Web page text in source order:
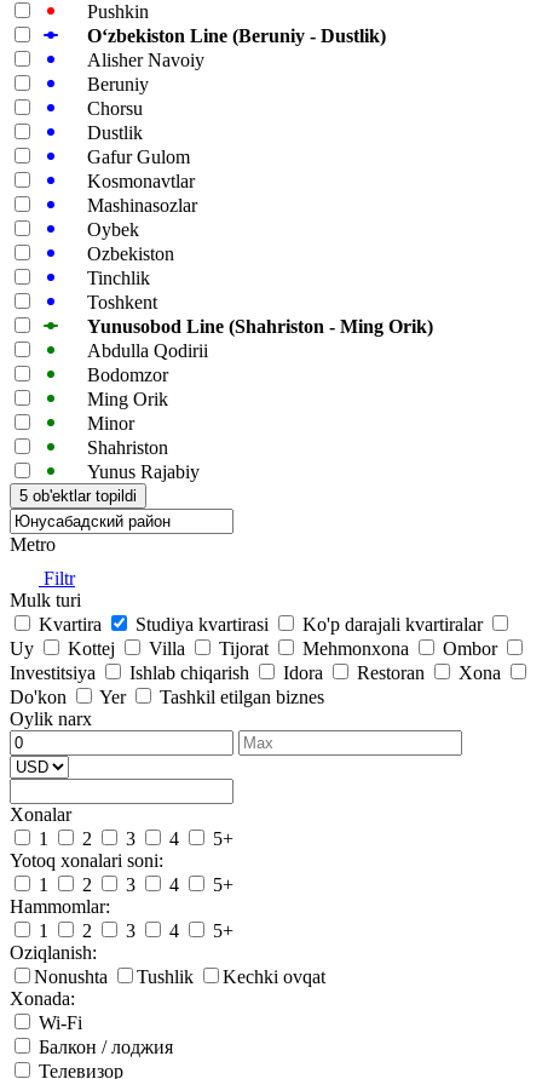
Pushkin
Oʻzbekiston Line (Beruniy - Dustlik)
Alisher Navoiy
Beruniy
Chorsu
Dustlik
Gafur Gulom
Kosmonavtlar
Mashinasozlar
Oybek
Ozbekiston
Tinchlik
Toshkent
Yunusobod Line (Shahriston - Ming Orik)
Abdulla Qodirii
Bodomzor
Ming Orik
Minor
Shahriston
Yunus Rajabiy
Metro
Filtr
Mulk turi
Kvartira
Studiya kvartirasi
Ko'p darajali kvartiralar
Uy
Kottej Villa Tijorat Mehmonxona
Ombor
Investitsiya
Ishlab chiqarish Idora Restoran
Xona
Do'kon
Yer
Tashkil etilgan biznes
Oylik narx
Xonalar
1
2 3 4
5+
Yotoq xonalari soni:
1
2 3 4
5+
Hammomlar:
1
2 3 4
5+
Oziqlanish:
Nonushta
Tushlik
Kechki ovqat
Xonada:
Wi-Fi
Балкон / лоджия
Телевизор